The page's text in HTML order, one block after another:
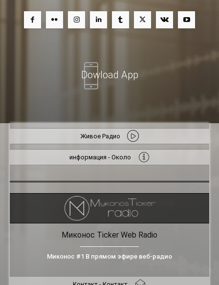
Dowload App
Живое Радио
информация - Около
Миконос Ticker Web Radio
Миконос #1 В прямом эфире веб-радио